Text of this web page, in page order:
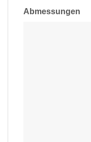
Abmessungen